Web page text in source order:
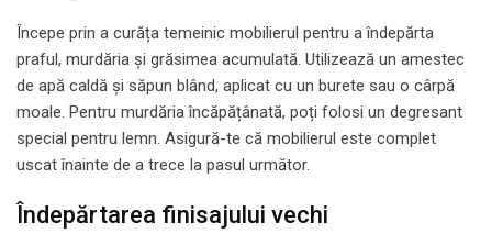
Începe prin a curăța temeinic mobilierul pentru a îndepărta
praful, murdăria și grăsimea acumulată. Utilizează un amestec
de apă caldă și săpun blând, aplicat cu un burete sau o cârpă
moale. Pentru murdăria încăpățânată, poți folosi un degresant
special pentru lemn. Asigură-te că mobilierul este complet
uscat înainte de a trece la pasul următor.
Îndepărtarea finisajului vechi